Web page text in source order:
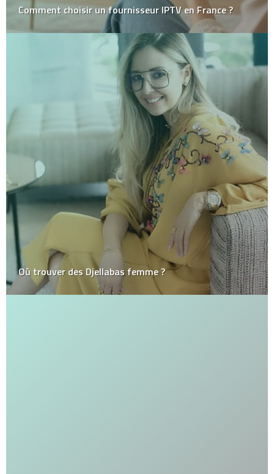
Comment choisir un fournisseur IPTV en France ?
Où trouver des Djellabas femme ?